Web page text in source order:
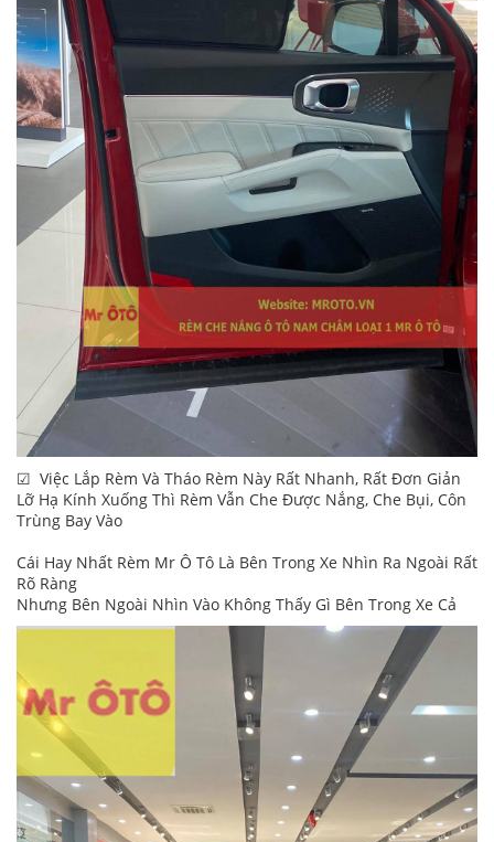
☑ Việc Lắp Rèm Và Tháo Rèm Này Rất Nhanh, Rất Đơn Giản
Lỡ Hạ Kính Xuống Thì Rèm Vẫn Che Được Nắng, Che Bụi, Côn
Trùng Bay Vào
Cái Hay Nhất Rèm Mr Ô Tô Là Bên Trong Xe Nhìn Ra Ngoài Rất
Rõ Ràng
Nhưng Bên Ngoài Nhìn Vào Không Thấy Gì Bên Trong Xe Cả